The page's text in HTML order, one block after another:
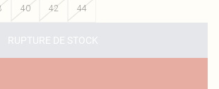
40 42 44
RUPTURE DE STOCK